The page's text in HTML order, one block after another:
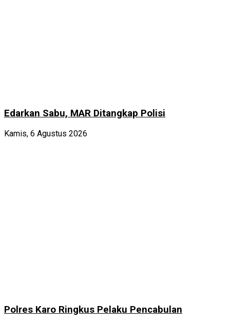
Edarkan Sabu, MAR Ditangkap Polisi
Kamis, 6 Agustus 2026
Polres Karo Ringkus Pelaku Pencabulan